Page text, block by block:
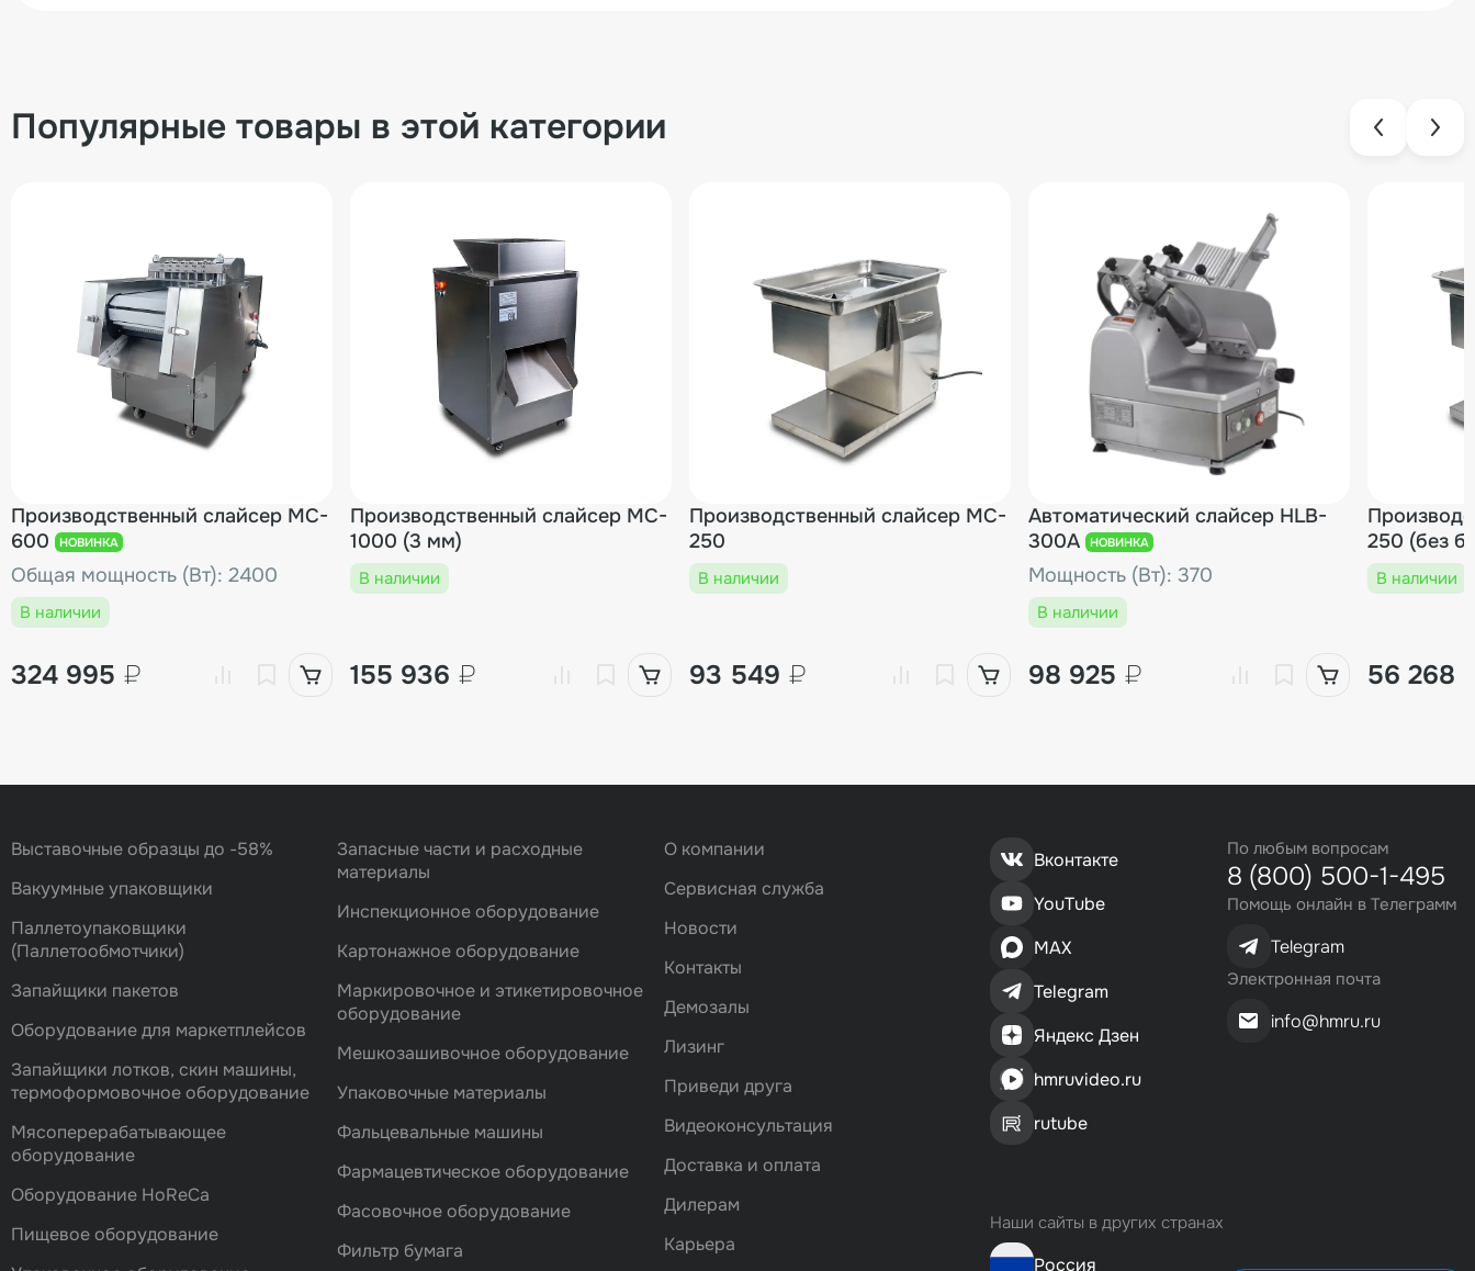
Популярные товары в этой категории
Производственный слайсер MC-
600
НОВИНКА
Общая мощность (Вт): 2400
В наличии
324 995 ₽
Производственный слайсер MC-
1000 (3 мм)
В наличии
155 936 ₽
Производственный слайсер MC-
250
В наличии
93 549 ₽
Автоматический слайсер HLB-
300A
НОВИНКА
Мощность (Вт): 370
В наличии
98 925 ₽
250 (без
В наличии
56 268
Выставочные образцы до -58%
Вакуумные упаковщики
Паллетоупаковщики
(Паллетообмотчики)
Запайщики пакетов
Оборудование для маркетплейсов
Запайщики лотков, скин машины,
термоформовочное оборудование
Мясоперерабатывающее
оборудование
Оборудование HoReCa
Пищевое оборудование
Запасные части и расходные
материалы
Инспекционное оборудование
Картонажное оборудование
Маркировочное и этикетировочное
оборудование
Мешкозашивочное оборудование
Упаковочные материалы
Фальцевальные машины
Фармацевтическое оборудование
Фасовочноe оборудование
Фильтр бумага
О компании
Сервисная служба
Новости
Контакты
Демозалы
Лизинг
Приведи друга
Видеоконсультация
Доставка и оплата
Дилерам
Карьера
Вконтакте
YouTube
MAX
Telegram
Яндекс Дзен
hmruvideo.ru
rutube
Наши сайты в других странах
Россия
По любым вопросам
8 (800) 500-1-495
Помощь онлайн в Телеграмм
Telegram
Электронная почта
info@hmru.ru